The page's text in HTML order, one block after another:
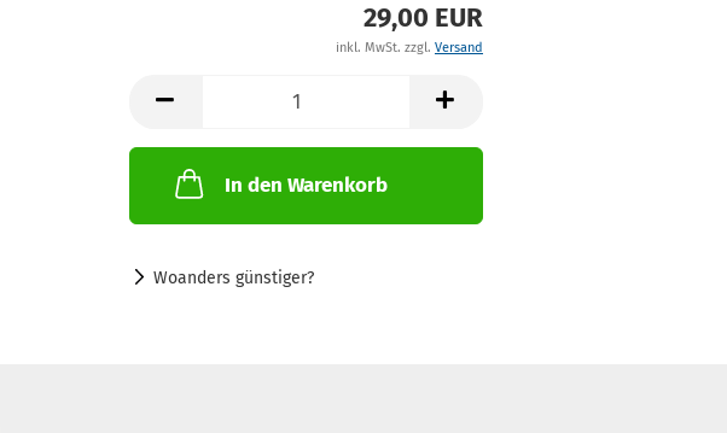
29,00 EUR
inkl. MwSt. zzgl. Versand
In den Warenkorb
Woanders günstiger?